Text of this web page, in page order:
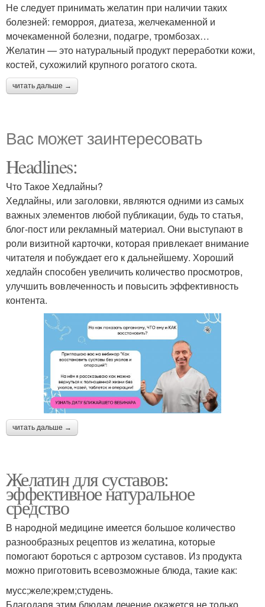
Не следует принимать желатин при наличии таких
болезней: геморроя, диатеза, желчекаменной и
мочекаменной болезни, подагре, тромбозах…
Желатин — это натуральный продукт переработки кожи,
костей, сухожилий крупного рогатого скота.
читать дальше →
Вас может заинтересовать
Headlines:
Что Такое Хедлайны?
Хедлайны, или заголовки, являются одними из самых
важных элементов любой публикации, будь то статья,
блог-пост или рекламный материал. Они выступают в
роли визитной карточки, которая привлекает внимание
читателя и побуждает его к дальнейшему. Хороший
хедлайн способен увеличить количество просмотров,
улучшить вовлеченность и повысить эффективность
контента.
читать дальше →
Желатин для суставов:
эффективное натуральное
средство
В народной медицине имеется большое количество
разнообразных рецептов из желатина, которые
помогают бороться с артрозом суставов. Из продукта
можно приготовить всевозможные блюда, такие как:
мусс;желе;крем;студень.